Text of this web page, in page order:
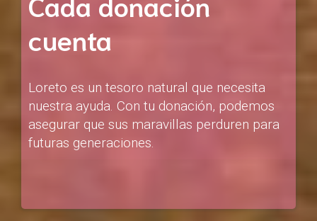
cuenta
Loreto es un tesoro natural que necesita
nuestra ayuda. Con tu donación, podemos
asegurar que sus maravillas perduren para
futuras generaciones.